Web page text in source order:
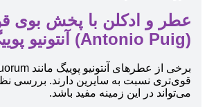
عطر و ادکلن با پخش بوی
(Antonio Puig) آنتونیو پوییگ
قوی‌تری نسبت به سایرین دارند. بررسی
می‌تواند در این زمینه مفید باشد.